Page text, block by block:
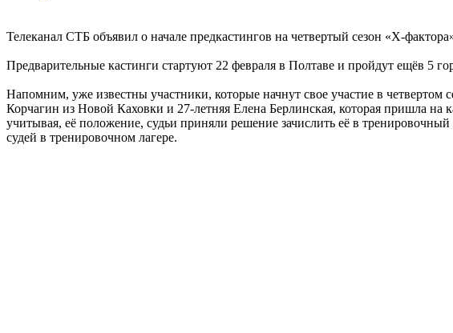
Телеканал СТБ объявил о начале предкастингов на четвертый сезон «Х-
Предварительные кастинги стартуют 22 февраля в Полтаве и пройдут ещёв 5
Напомним, уже известны участники, которые начнут свое участие в четвертом
Корчагин из Новой Каховки и 27-летняя Елена Берлинская, которая пришла
учитывая, её положение, судьи приняли решение зачислить её в
судей в тренировочном лагере.